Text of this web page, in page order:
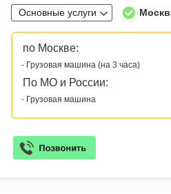
Основные услуги
по Москве:
- Грузовая машина (на 3 часа)
По МО и России:
- Грузовая машина